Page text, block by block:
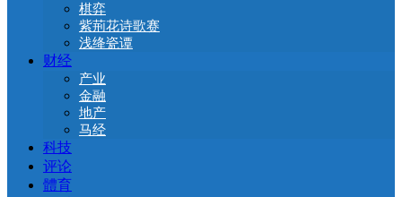
棋弈
紫荊花诗歌赛
浅绛瓷谭
财经
产业
金融
地产
马经
科技
评论
體育